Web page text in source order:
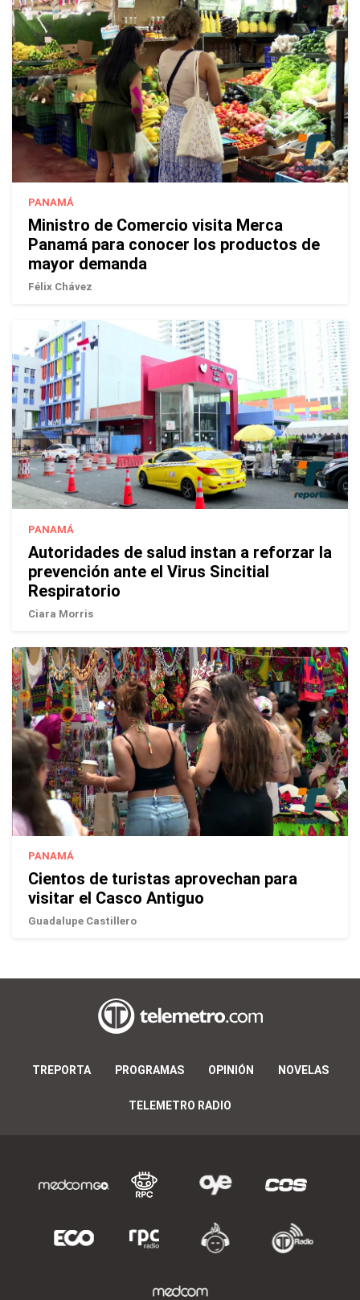
PANAMÁ
Ministro de Comercio visita Merca
Panamá para conocer los productos de
mayor demanda
Félix Chávez
PANAMÁ
Autoridades de salud instan a reforzar la
prevención ante el Virus Sincitial
Respiratorio
Ciara Morris
PANAMÁ
Cientos de turistas aprovechan para
visitar el Casco Antiguo
Guadalupe Castillero
TREPORTA PROGRAMAS OPINIÓN NOVELAS
TELEMETRO RADIO